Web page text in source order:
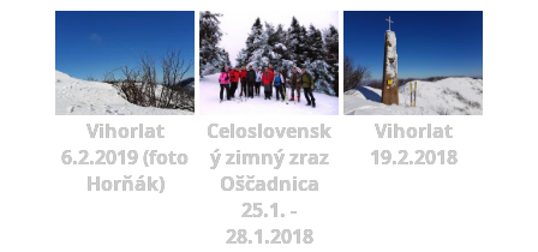
Vihorlat
6.2.2019 (foto
Horňák)
Celoslovensk
ý zimný zraz
Oščadnica
25.1. -
28.1.2018
Vihorlat
19.2.2018